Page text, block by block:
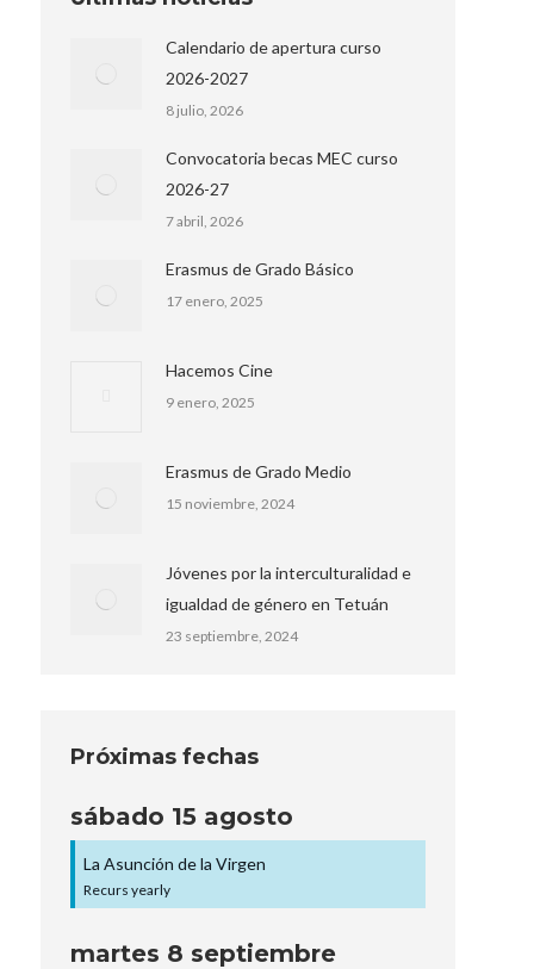
Calendario de apertura curso
2026-2027
8 julio, 2026
Convocatoria becas MEC curso
2026-27
7 abril, 2026
Erasmus de Grado Básico
17 enero, 2025
Hacemos Cine
9 enero, 2025
Erasmus de Grado Medio
15 noviembre, 2024
Jóvenes por la interculturalidad e
igualdad de género en Tetuán
23 septiembre, 2024
Próximas fechas
sábado 15 agosto
La Asunción de la Virgen
Recurs yearly
martes 8 septiembre